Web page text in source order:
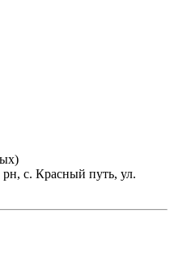
с. Красный путь, ул.